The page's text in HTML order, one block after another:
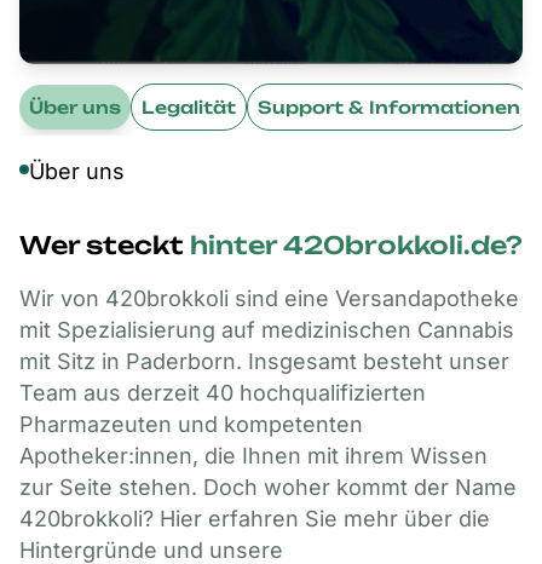
Über uns Legalität Support & Informationen
Über uns
Wer steckt hinter 420brokkoli.de?
Wir von 420brokkoli sind eine Versandapotheke
mit Spezialisierung auf medizinischen Cannabis
mit Sitz in Paderborn. Insgesamt besteht unser
Team aus derzeit 40 hochqualifizierten
Pharmazeuten und kompetenten
Apotheker:innen, die Ihnen mit ihrem Wissen
zur Seite stehen. Doch woher kommt der Name
420brokkoli? Hier erfahren Sie mehr über die
Hintergründe und unsere